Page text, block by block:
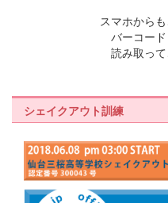
スマホからも
バーコー
読み取って
シェイクアウト訓練